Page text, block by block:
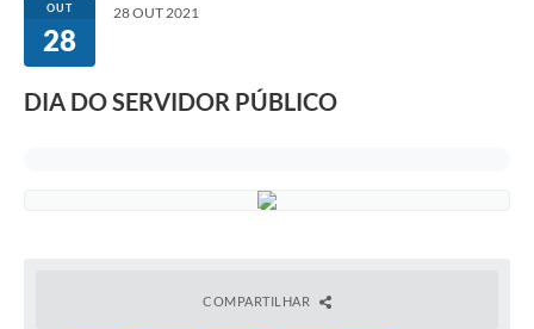
OUT
28
28 OUT 2021
DIA DO SERVIDOR PÚBLICO
COMPARTILHAR